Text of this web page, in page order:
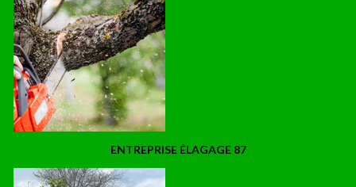
ENTREPRISE ÉLAGAGE 87